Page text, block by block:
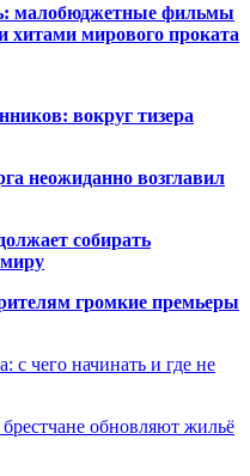
малобюджетные фильмы
хитами мирового проката
вокруг тизера
неожиданно возглавил
собирать
громкие премьеры
с чего начинать и где не
обновляют жильё